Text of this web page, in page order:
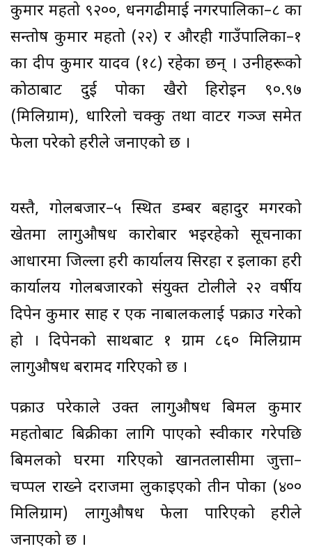
कुमार महतो ९२००, धनगढीमाई नगरपालिका–८ का
सन्तोष कुमार महतो (२२) र औरही गाउँपालिका–१
का प्रदीप कुमार यादव (१८) रहेका छन् । उनीहरूको
कोठाबाट दुई पोका खैरो हिरोइन ९०.९७
(मिलिग्राम), धारिलो चक्कु तथा वाटर गञ्ज समेत
फेला परेको प्रहरीले जनाएको छ ।
यस्तै, गोलबजार–५ स्थित डम्बर बहादुर मगरको
खेतमा लागुऔषध कारोबार भइरहेको सूचनाका
आधारमा जिल्ला प्रहरी कार्यालय सिरहा र इलाका प्रहरी
कार्यालय गोलबजारको संयुक्त टोलीले २२ वर्षीय
दिपेन कुमार साह र एक नाबालकलाई पक्राउ गरेको
हो । दिपेनको साथबाट १ ग्राम ८६० मिलिग्राम
लागुऔषध बरामद गरिएको छ ।
पक्राउ परेकाले उक्त लागुऔषध बिमल कुमार
महतोबाट बिक्रीका लागि पाएको स्वीकार गरेपछि
बिमलको घरमा गरिएको खानतलासीमा जुत्ता–
चप्पल राख्ने दराजमा लुकाइएको तीन पोका (४००
मिलिग्राम) लागुऔषध फेला पारिएको प्रहरीले
जनाएको छ ।